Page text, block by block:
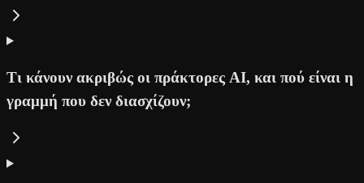
Τι κάνουν ακριβώς οι πράκτορες AI, και πού είναι η
γραμμή που δεν διασχίζουν;